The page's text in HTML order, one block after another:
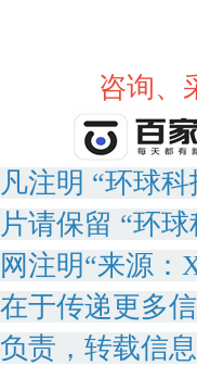
咨询、
凡注明 “环球
片请保留 “环
网注明“来源
在于传递更多
负责，转载信